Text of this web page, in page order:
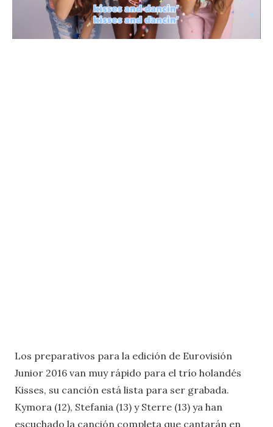
Los preparativos para la edición de Eurovisión
Junior 2016 van muy rápido para el trío holandés
Kisses, su canción está lista para ser grabada.
Kymora (12), Stefania (13) y Sterre (13) ya han
escuchado la canción completa que cantarán en